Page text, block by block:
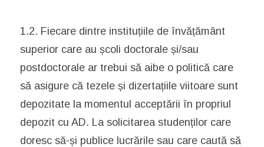
1.2. Fiecare dintre instituțiile de învățământ
superior care au școli doctorale și/sau
postdoctorale ar trebui să aibe o politică care
să asigure că tezele și dizertațiile viitoare sunt
depozitate la momentul acceptării în propriul
depozit cu AD. La solicitarea studenților care
doresc să-și publice lucrările sau care caută să